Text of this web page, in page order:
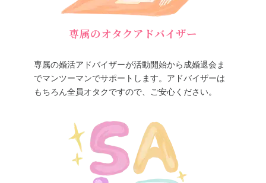
専属のオタクアドバイザー
専属の婚活アドバイザーが活動開始から成婚退会ま
でマンツーマンでサポートします。アドバイザーは
もちろん全員オタクですので、ご安心ください。